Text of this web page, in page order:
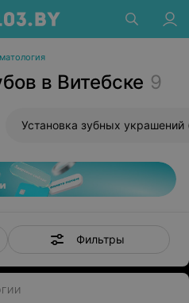
в Витебске 9
Фильтры